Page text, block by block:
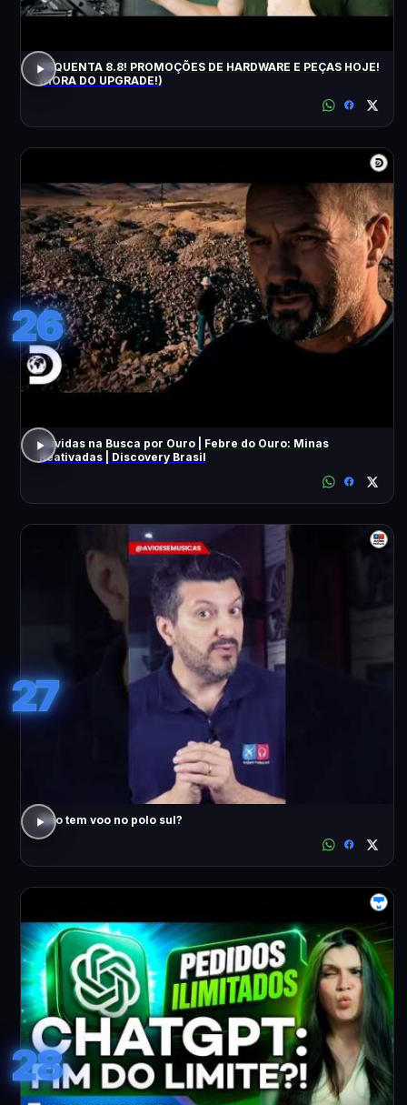
ESQUENTA 8.8! PROMOÇÕES DE HARDWARE E PEÇAS HOJE!
(HORA DO UPGRADE!)
26
Dúvidas na Busca por Ouro | Febre do Ouro: Minas
Reativadas | Discovery Brasil
27
Não tem voo no polo sul?
28